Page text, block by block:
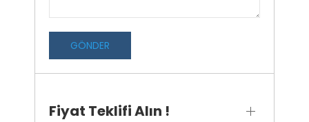
GÖNDER
Fiyat Teklifi Alın !